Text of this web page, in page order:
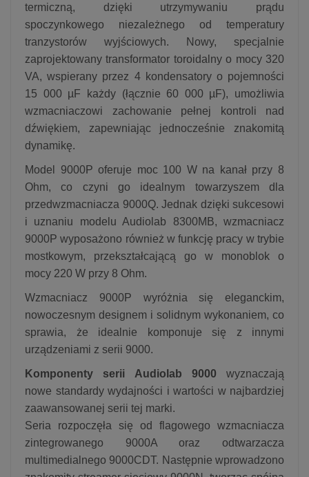
termiczną, dzięki utrzymywaniu prądu
spoczynkowego niezależnego od temperatury
tranzystorów wyjściowych. Nowy, specjalnie
zaprojektowany transformator toroidalny o mocy 320
VA, wspierany przez 4 kondensatory o pojemności
15 000 µF każdy (łącznie 60 000 µF), umożliwia
wzmacniaczowi zachowanie pełnej kontroli nad
dźwiękiem, zapewniając jednocześnie znakomitą
dynamikę.
Model 9000P oferuje moc 100 W na kanał przy 8
Ohm, co czyni go idealnym towarzyszem dla
przedwzmacniacza 9000Q. Jednak dzięki sukcesowi
i uznaniu modelu Audiolab 8300MB, wzmacniacz
9000P wyposażono również w funkcję pracy w trybie
mostkowym, przekształcającą go w monoblok o
mocy 220 W przy 8 Ohm.
Wzmacniacz 9000P wyróżnia się eleganckim,
nowoczesnym designem i solidnym wykonaniem, co
sprawia, że idealnie komponuje się z innymi
urządzeniami z serii 9000.
Komponenty serii Audiolab 9000 wyznaczają
nowe standardy wydajności i wartości w najbardziej
zaawansowanej serii tej marki.
Seria rozpoczęła się od flagowego wzmacniacza
zintegrowanego 9000A oraz odtwarzacza
multimedialnego 9000CDT. Następnie wprowadzono